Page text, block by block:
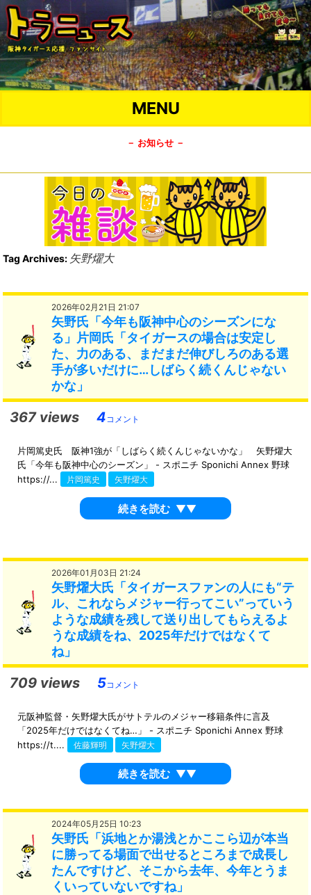
MENU
－ お知らせ －
Tag Archives: 矢野燿大
2026年02月21日 21:07
矢野氏「今年も阪神中心のシーズンにな
る」片岡氏「タイガースの場合は安定し
た、力のある、まだまだ伸びしろのある選
手が多いだけに…しばらく続くんじゃない
かな」
367 views 4コメント
片岡篤史氏 阪神1強が「しばらく続くんじゃないかな」 矢野燿大
氏「今年も阪神中心のシーズン」 - スポニチ Sponichi Annex 野球
https://...
片岡篤史 矢野燿大
続きを読む ▼▼
2026年01月03日 21:24
矢野燿大氏「タイガースファンの人にも“テ
ル、これならメジャー行ってこい”っていう
ような成績を残して送り出してもらえるよ
うな成績をね、2025年だけではなくて
ね」
709 views 5コメント
元阪神監督・矢野燿大氏がサトテルのメジャー移籍条件に言及
「2025年だけではなくてね…」 - スポニチ Sponichi Annex 野球
https://t....
佐藤輝明 矢野燿大
続きを読む ▼▼
2024年05月25日 10:23
矢野氏「浜地とか湯浅とかここら辺が本当
に勝ってる場面で出せるところまで成長し
たんですけど、そこから去年、今年とうま
くいっていないですね」